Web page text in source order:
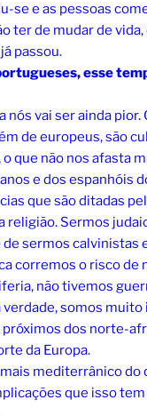
se e as pessoas
ter de mudar de
passou.
esse
nós vai ser ainda pior.
de europeus, são
que não nos afasta
e dos espanhóis
que são ditadas
religião. Sermos
sermos calvinistas
corremos o risco de
não tivemos
verdade, somos
dos norte-
da Europa.
mediterrânico do
que isso